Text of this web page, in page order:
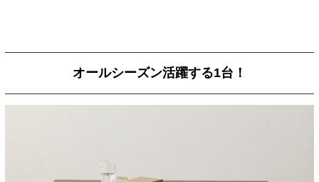
オールシーズン活躍する1台！